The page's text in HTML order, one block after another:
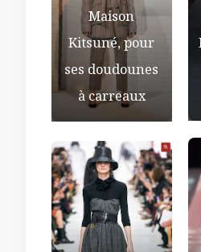
Maison
Kitsuné, pour
ses doudounes
à carreaux